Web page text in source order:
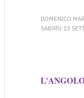
DOMENICO
SABATO 13